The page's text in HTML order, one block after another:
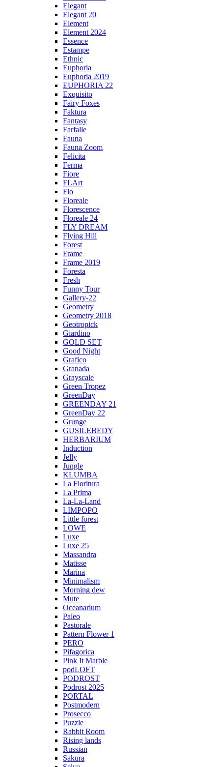
Elegant
Elegant 20
Element
Element 2024
Essence
Estampe
Ethnic
Euphoria
Euphoria 2019
EUPHORIA 22
Exquisito
Fairy Foxes
Faktura
Fantasy
Farfalle
Fauna
Fauna Zoom
Felicita
Ferma
Fiore
FLArt
Flo
Floreale
Florescence
Floreale 24
FLY DREAM
Flying Hill
Forest
Frame
Frame 2019
Foresta
Fresh
Funny Tour
Gallery-22
Geometry
Geometry 2018
Geotropick
Giardino
GOLD SET
Good Night
Grafico
Granada
Grayscale
Green Tropez
GreenDay
GREENDAY 21
GreenDay 22
Grunge
GUSILEBEDY
HERBARIUM
Induction
Jelly
Jungle
KLUMBA
La Fioritura
La Prima
La-La-Land
LIMPOPO
Little forest
LOWE
Luxe
Luxe 25
Massandra
Matisse
Marina
Minimalism
Morning dew
Mute
Oceanarium
Paleo
Pastorale
Pattern Flower 1
PERO
Pifagorica
Pink It Marble
podLOFT
PODROST
Podrost 2025
PORTAL
Postmodern
Prosecco
Puzzle
Rabbit Room
Rising lands
Russian
Sakura